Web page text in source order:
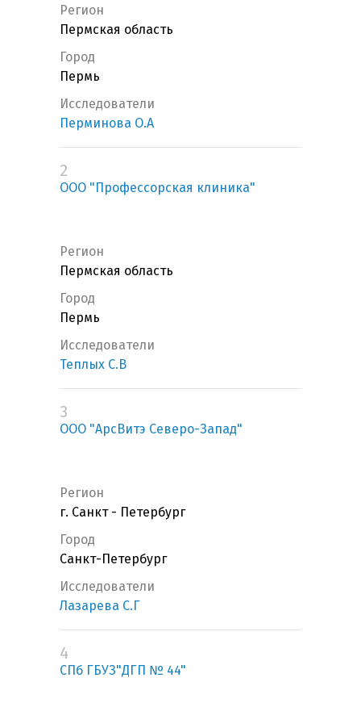
Регион
Пермская область
Город
Пермь
Исследователи
Перминова О.А
2
ООО "Профессорская клиника"
Регион
Пермская область
Город
Пермь
Исследователи
Теплых С.В
3
ООО "АрсВитэ Северо-Запад"
Регион
г. Санкт - Петербург
Город
Санкт-Петербург
Исследователи
Лазарева С.Г
4
СПб ГБУЗ"ДГП № 44"